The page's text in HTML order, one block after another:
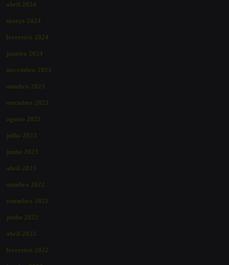
abril 2024
março 2024
fevereiro 2024
janeiro 2024
novembro 2023
outubro 2023
setembro 2023
agosto 2023
julho 2023
junho 2023
abril 2023
outubro 2022
setembro 2022
junho 2022
abril 2022
fevereiro 2022